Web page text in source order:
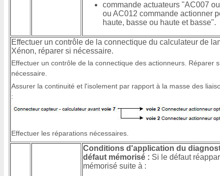
commande actuateurs "AC007
ou AC012 commande actionner
haute, basse ou haute et basse".
Effectuer un contrôle de la connectique du calculateur de
Xénon, réparer si nécessaire.
Effectuer un contrôle de la connectique des actionneurs. Réparer
nécessaire.
Assurer la continuité et l'isolement par rapport à la masse des
:
Effectuer les réparations nécessaires.
Conditions d'application du
défaut mémorisé : Si le défaut
mémorisé suite à :